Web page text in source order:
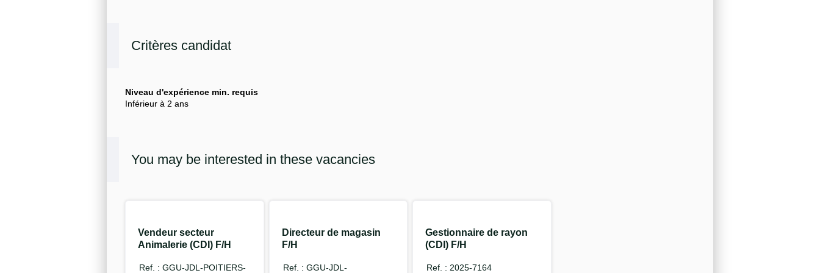
Critères candidat
Niveau d'expérience min. requis
Inférieur à 2 ans
You may be interested in these vacancies
Vendeur secteur
Animalerie (CDI) F/H
Ref. : GGU-JDL-POITIERS-
Directeur de magasin
F/H
Ref. : GGU-JDL-
Gestionnaire de rayon
(CDI) F/H
Ref. : 2025-7164